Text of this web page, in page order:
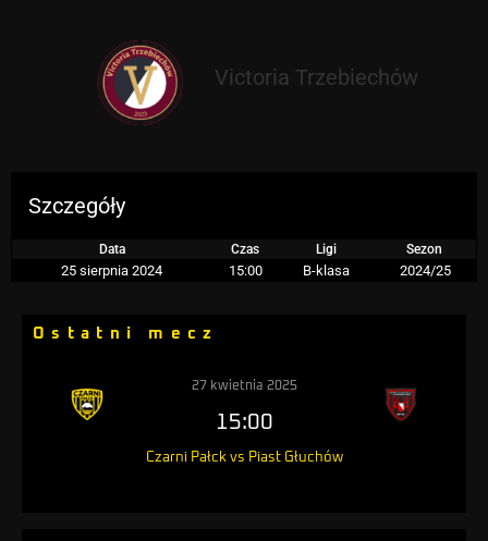
Victoria Trzebiechów
Szczegóły
Data Czas Ligi Sezon
25 sierpnia 2024 15:00 B-klasa 2024/25
Ostatni mecz
27 kwietnia 2025
15:00
Czarni Pałck vs Piast Głuchów